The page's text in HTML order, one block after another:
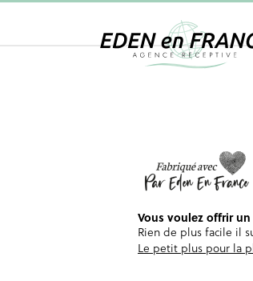
Vous voulez offrir
Rien de plus facile il
Le petit plus pour la